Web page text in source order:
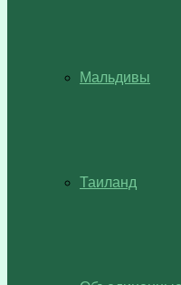
Мальдивы
Таиланд